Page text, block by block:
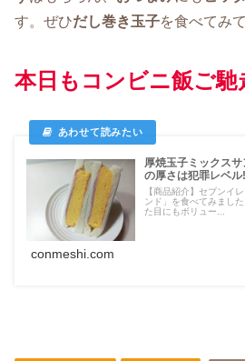
す。ぜひだし巻き玉子を食べてみ
本日もコンビニ飯ご
厚焼玉子ミックス
の厚さは犯罪レベル
【商品紹介】セブンイ
ンド」を食べてみまし
た目にもボリュー...
conmeshi.com